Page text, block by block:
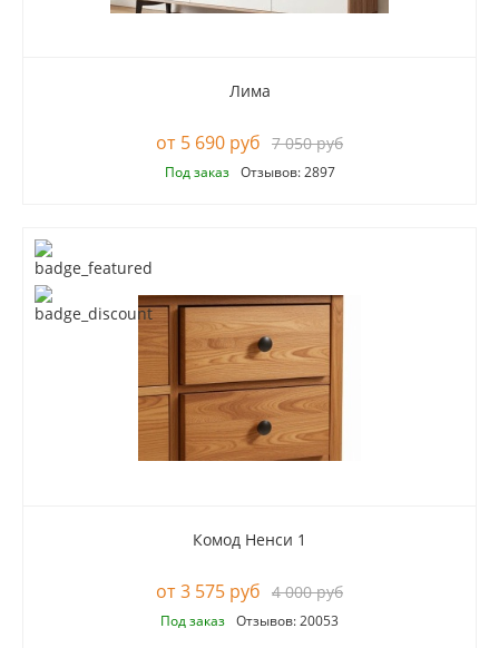
Лима
5 690 руб 7 050 руб
Под заказ Отзывов: 2897
Комод Ненси 1
3 575 руб 4 000 руб
Под заказ Отзывов: 20053